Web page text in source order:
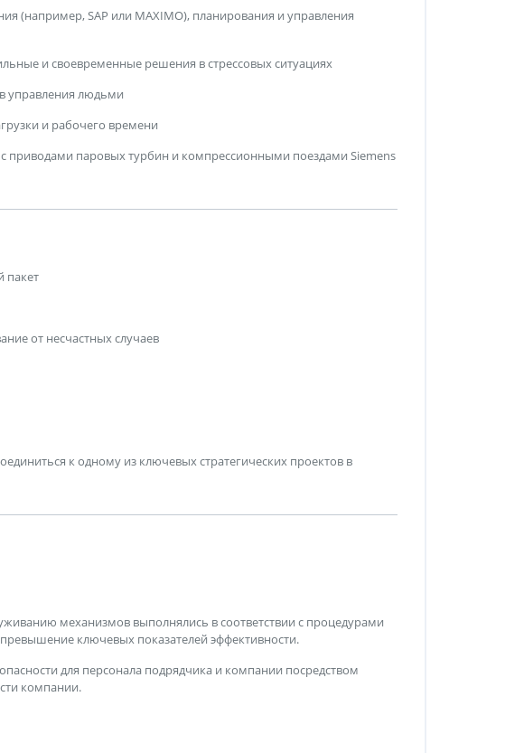
(например, SAP или MAXIMO), планирования и управления
и своевременные решения в стрессовых ситуациях
управления людьми
и рабочего времени
паровых турбин и компрессионными поездами Siemens
пакет
от несчастных случаев
к одному из ключевых стратегических проектов в
механизмов выполнялись в соответствии с процедурами
ключевых показателей эффективности.
для персонала подрядчика и компании посредством
компании.